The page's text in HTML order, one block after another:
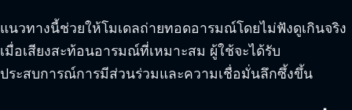
แนวทางนี้ช่วยให้โมเดลถ่ายทอดอารมณ์โดยไม่ฟังดูเกินจริง
เมื่อเสียงสะท้อนอารมณ์ที่เหมาะสม ผู้ใช้จะได้รับ
ประสบการณ์การมีส่วนร่วมและความเชื่อมั่นลึกซึ้งขึ้น